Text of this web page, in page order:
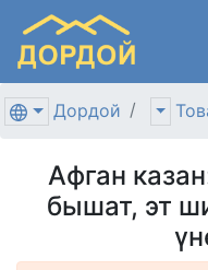
Дордой
Афган
бышат, эт